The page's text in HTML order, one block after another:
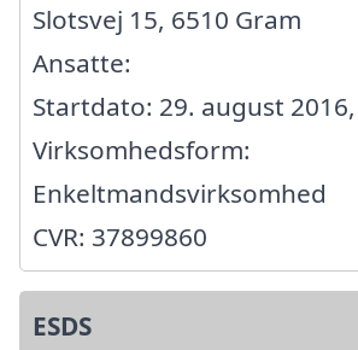
Slotsvej 15, 6510 Gram
Ansatte:
Startdato: 29. august 2016,
Virksomhedsform:
Enkeltmandsvirksomhed
CVR: 37899860
ESDS